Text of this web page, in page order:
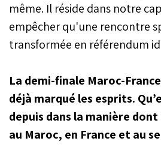
même. Il réside dans notre
empêcher qu'une rencontre
transformée en référendum
La demi-finale Maroc-
déjà marqué les esprits.
depuis dans la manière
au Maroc, en France et au